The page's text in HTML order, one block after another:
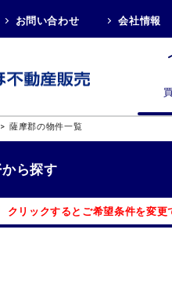
お問い合わせ 会社情報
> 薩摩郡の物件一覧
から探す
クリックするとご希望条件を変更